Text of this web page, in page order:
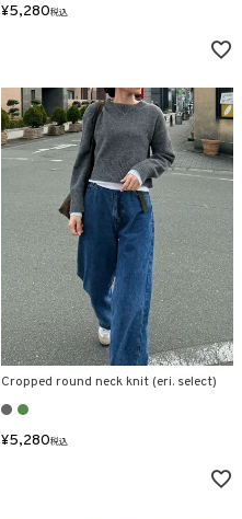
¥5,280税込
Cropped round neck knit (eri. select)
¥5,280税込